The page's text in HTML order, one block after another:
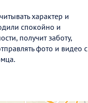
характер и
спокойно и
получит заботу,
фото и видео с